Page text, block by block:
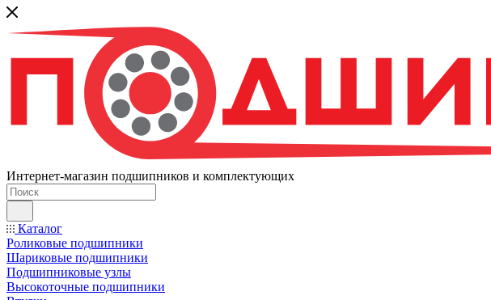
Интернет-магазин подшипников и комплектующих
Каталог
Роликовые подшипники
Шариковые подшипники
Подшипниковые узлы
Высокоточные подшипники